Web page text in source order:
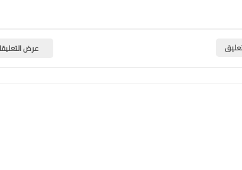
عرض